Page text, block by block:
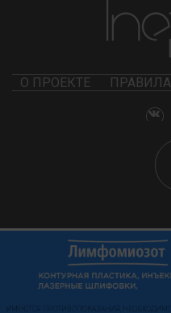
О ПРОЕКТЕ ПРАВИЛА